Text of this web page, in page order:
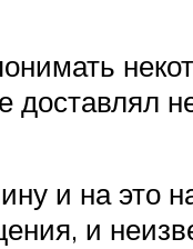
и на это
и